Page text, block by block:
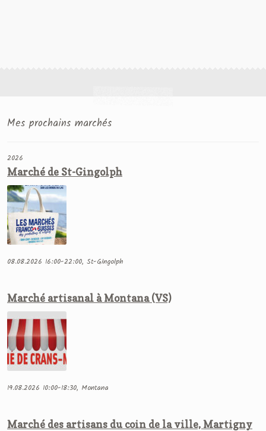
Mes prochains marchés
2026
Marché de St-Gingolph
08.08.2026 16:00-22:00, St-Gingolph
Marché artisanal à Montana (VS)
19.08.2026 10:00-18:30, Montana
Marché des artisans du coin de la ville, Martigny